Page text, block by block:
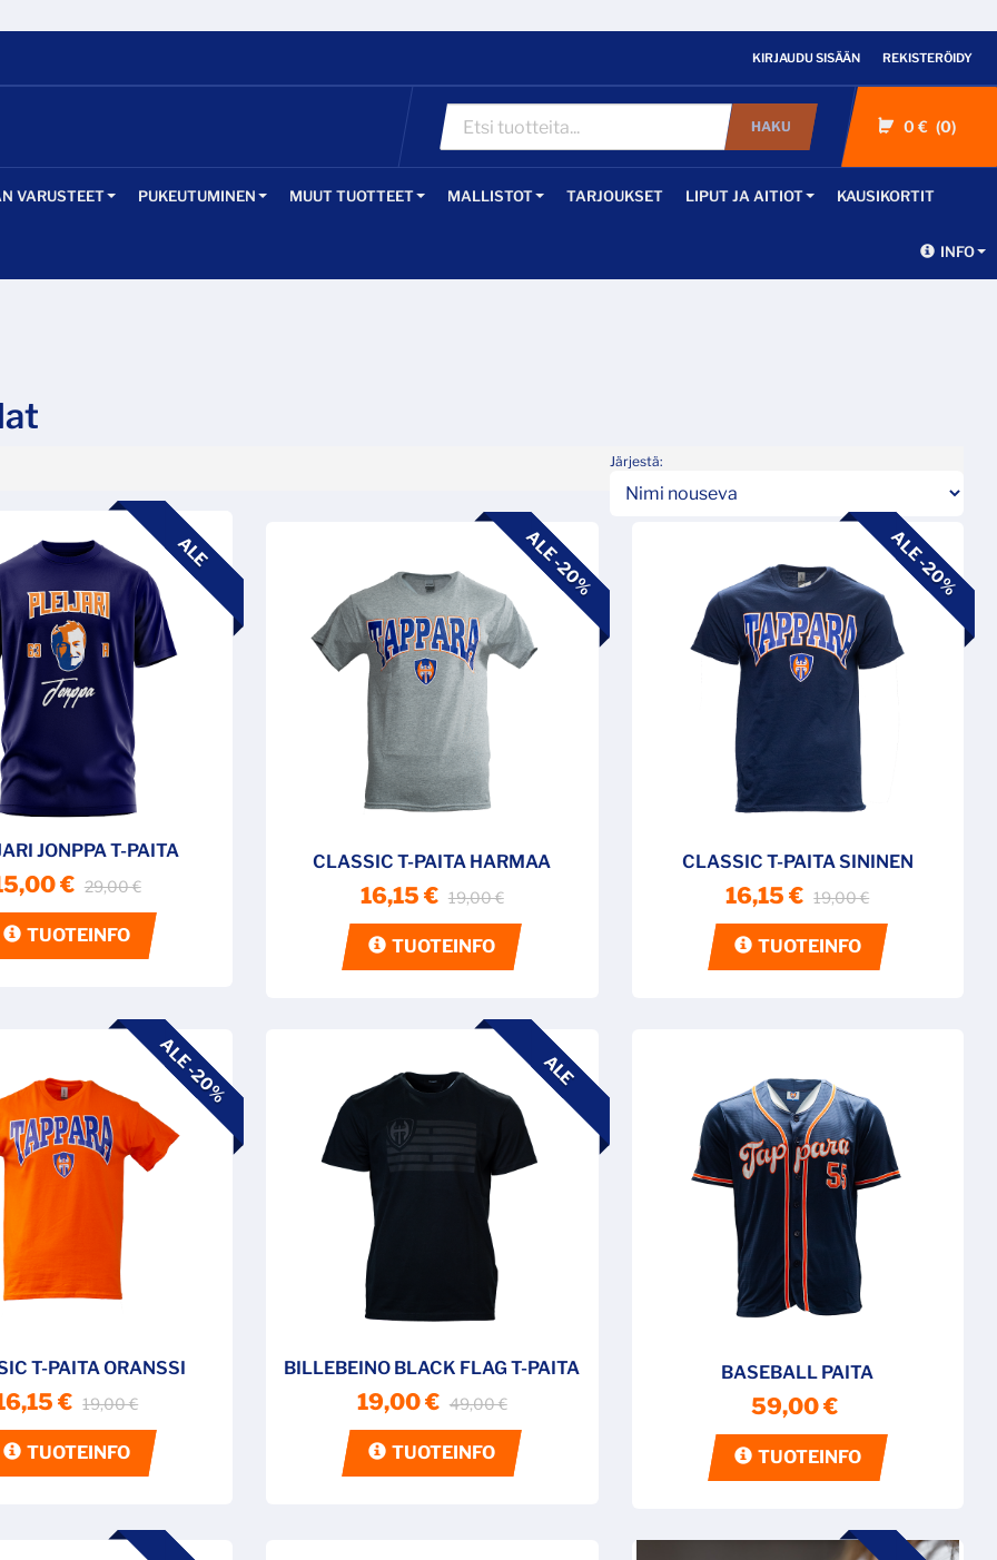
KIRJAUDU SISÄÄN REKISTERÖIDY
HAKU 0 € 0
VARUSTEET PUKEUTUMINEN MUUT TUOTTEET MALLISTOT TARJOUKSET LIPUT JA AITIOT KAUSIKORTIT
INFO
Järjestä:
ALE
JONPPA T-PAITA
€ 29,00 €
TUOTEINFO
ALE -20%
CLASSIC T-PAITA HARMAA
16,15 € 19,00 €
TUOTEINFO
ALE -20%
CLASSIC T-PAITA SININEN
16,15 € 19,00 €
TUOTEINFO
ALE -20%
T-PAITA ORANSSI
€ 19,00 €
TUOTEINFO
ALE
BILLEBEINO BLACK FLAG T-PAITA
19,00 € 49,00 €
TUOTEINFO
BASEBALL PAITA
59,00 €
TUOTEINFO